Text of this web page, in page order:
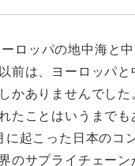
ロッパの地中海と
前は、ヨーロッパ
かありませんでし
たことはいうまで
起こった日本のコ
のサプライチェー